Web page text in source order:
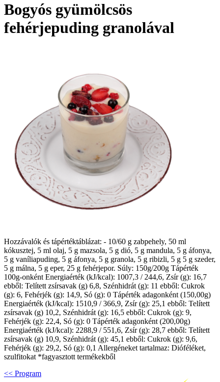
Bogyós gyümölcsös
fehérjepuding granolával
Hozzávalók és tápértéktáblázat: - 10/60 g zabpehely, 50 ml
kókusztej, 5 ml olaj, 5 g mazsola, 5 g dió, 5 g mandula, 5 g áfonya,
5 g vaníliapuding, 5 g áfonya, 5 g granola, 5 g ribizli, 5 g 5 g szeder,
5 g málna, 5 g eper, 25 g fehérjepor. Súly: 150g/200g Tápérték
100g-onként Energiaérték (kJ/kcal): 1007,3 / 244,6, Zsír (g): 16,7
ebből: Telített zsírsavak (g) 6,8, Szénhidrát (g): 11 ebből: Cukrok
(g): 6, Fehérjék (g): 14,9, Só (g): 0 Tápérték adagonként (150,00g)
Energiaérték (kJ/kcal): 1510,9 / 366,9, Zsír (g): 25,1 ebből: Telített
zsírsavak (g) 10,2, Szénhidrát (g): 16,5 ebből: Cukrok (g): 9,
Fehérjék (g): 22,4, Só (g): 0 Tápérték adagonként (200,00g)
Energiaérték (kJ/kcal): 2288,9 / 551,6, Zsír (g): 28,7 ebből: Telített
zsírsavak (g) 10,9, Szénhidrát (g): 45,1 ebből: Cukrok (g): 9,6,
Fehérjék (g): 29,2, Só (g): 0,1 Allergéneket tartalmaz: Dióféléket,
szulfitokat *fagyasztott termékekből
<< Program